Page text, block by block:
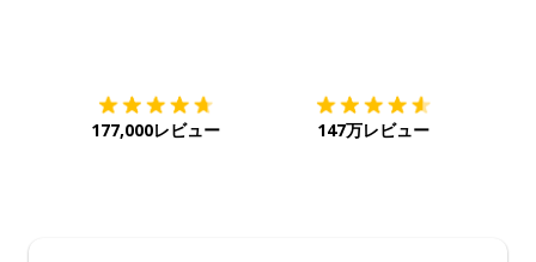
177,000レビュー 147万レビュー